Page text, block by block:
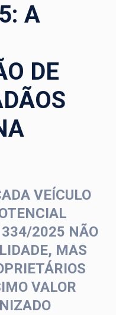
A
DE
VEÍCULO
2025 NÃO
MAS
VALOR